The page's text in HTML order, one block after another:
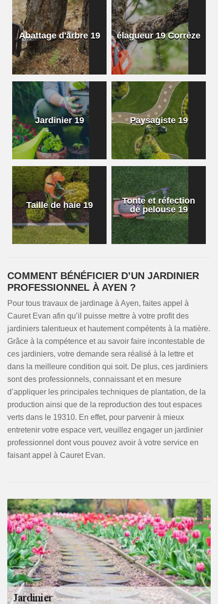
Abattage d'arbre 19 élagueur 19 Corrèze
Jardinier 19 Paysagiste 19
Taille de haie 19
Tonte et réfection
de pelouse 19
COMMENT BÉNÉFICIER D’UN JARDINIER
PROFESSIONNEL À AYEN ?
Pour tous travaux de jardinage à Ayen, faites appel à
Cauret Evan afin qu’il puisse mettre à votre profit des
jardiniers talentueux et hautement compétents à la matière.
Grâce à la compétence et au savoir faire incontestable de
ces jardiniers, votre demande sera réalisé à la lettre et
dans la meilleure condition qui soit. De plus, ces jardiniers
sont des professionnels, connaissant et en mesure
d’appliquer les principales techniques de plantation, de la
production ainsi que de la reproduction des tout espaces
verts dans le 19310. En effet, pour parvenir à mieux
entretenir votre espace vert, veuillez engager un jardinier
professionnel dont vous pouvez avoir à votre service en
faisant appel à Cauret Evan.